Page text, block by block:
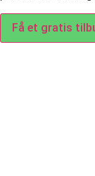
Få et gratis